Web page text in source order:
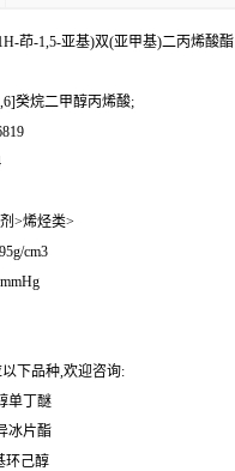
茚-1,5-亚基)双(亚甲基)二丙烯酸酯
癸烷二甲醇丙烯酸;
>烯烃类>
cm3
下品种,欢迎咨询:
单丁醚
冰片酯
环己醇